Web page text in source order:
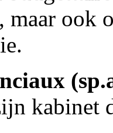
maar ook
kabinet